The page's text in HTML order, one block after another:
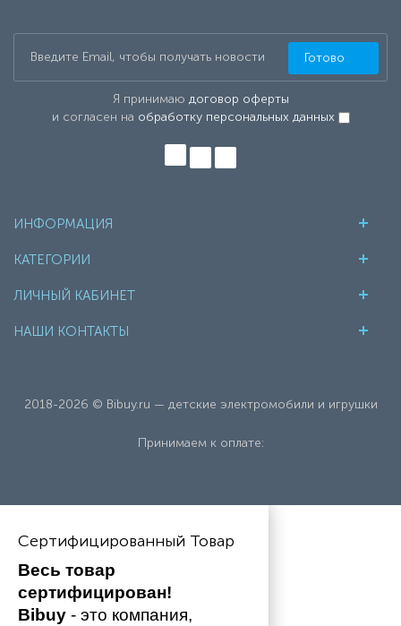
Я принимаю договор оферты
и согласен на обработку персональных данных
Готово
ИНФОРМАЦИЯ
КАТЕГОРИИ
ЛИЧНЫЙ КАБИНЕТ
НАШИ КОНТАКТЫ
2018-2026 © Bibuy.ru — детские электромобили и игрушки
Принимаем к оплате:
Сертифицированный Товар
Весь товар
сертифицирован!
Bibuy - это компания,